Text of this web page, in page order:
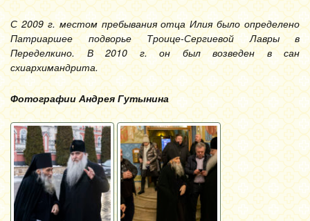
С 2009 г. местом пребывания отца Илия было определено
Патриаршее подворье Троице-Сергиевой Лавры в
Переделкино. В 2010 г. он был возведен в сан
схиархимандрита.
Фотографии Андрея Гутынина